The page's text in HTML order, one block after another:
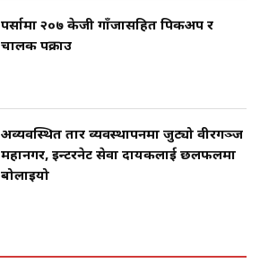
पर्सामा २०७ केजी गाँजासहित पिकअप र
चालक पक्राउ
अव्यवस्थित तार व्यवस्थापनमा जुट्यो वीरगञ्ज
महानगर, इन्टरनेट सेवा प्रदायकलाई छलफलमा
बोलाइयो